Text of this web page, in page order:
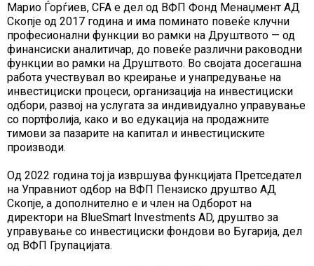
Марио Ѓорѓиев, CFA е дел од ВФП Фонд Менаџмент АД
Скопје од 2017 година и има поминато повеќе клучни
професионални функции во рамки на Друштвото — од
финансиски аналитичар, до повеќе различни раководни
функции во рамки на Друштвото. Во својата досегашна
работа учествувал во креирање и унапредување на
инвестициски процеси, организација на инвестициски
одбори, развој на услугата за индивидуално управување
со портфолија, како и во едукација на продажните
тимови за пазарите на капитал и инвестициските
производи.
Од 2022 година тој ја извршува функцијата Претседател
на Управниот одбор на ВФП Пензиско друштво АД
Скопје, а дополнително е и член на Одборот на
директори на BlueSmart Investments AD, друштво за
управување со инвестициски фондови во Бугарија, дел
од ВФП Групацијата.